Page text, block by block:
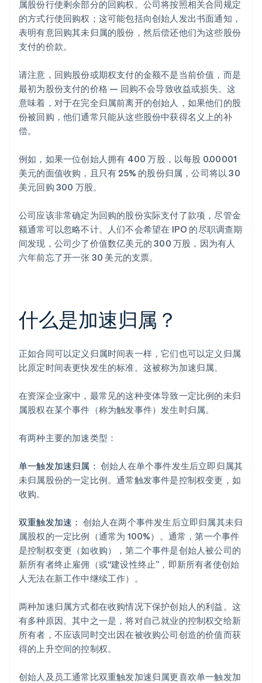
属股份行使剩余部分的回购权。公司将按照相关合同规定
的方式行使回购权；这可能包括向创始人发出书面通知，
表明有意回购其未归属的股份，然后偿还他们为这些股份
支付的价款。
请注意，回购股份或期权支付的金额不是当前价值，而是
最初为股份支付的价格 — 回购不会导致收益或损失。这
意味着，对于在完全归属前离开的创始人，如果他们的股
份被回购，他们通常只能从这些股份中获得名义上的补
偿。
例如，如果一位创始人拥有 400 万股，以每股 0.00001
美元的面值收购，且只有 25% 的股份归属，公司将以 30
美元回购 300 万股。
公司应该非常确定为回购的股份实际支付了款项，尽管金
额通常可以忽略不计。人们不会希望在 IPO 的尽职调查期
间发现，公司少了价值数亿美元的 300 万股，因为有人
六年前忘了开一张 30 美元的支票。
什么是加速归属？
正如合同可以定义归属时间表一样，它们也可以定义归属
比原定时间表更快发生的标准。这被称为加速归属。
在资深企业家中，最常见的这种变体导致一定比例的未归
属股权在某个事件（称为触发事件）发生时归属。
有两种主要的加速类型：
单一触发加速归属： 创始人在单个事件发生后立即归属其
未归属股份的一定比例。通常触发事件是控制权变更，如
收购。
双重触发加速： 创始人在两个事件发生后立即归属其未归
属股权的一定比例（通常为 100%）。通常，第一个事件
是控制权变更（如收购），第二个事件是创始人被公司的
新所有者终止雇佣（或“建设性终止”，即新所有者使创始
人无法在新工作中继续工作）。
两种加速归属方式都在收购情况下保护创始人的利益。这
有多种原因。其中之一是，将对自己就业的控制权交给新
所有者，不应该同时交出因在被收购公司创造的价值而获
得的上升空间的控制权。
创始人及员工通常比双重触发加速归属更喜欢单一触发加